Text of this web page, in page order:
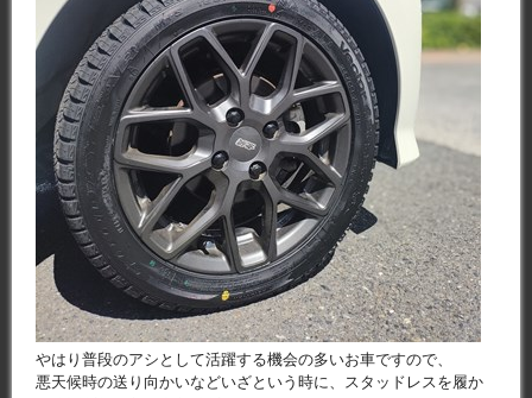
やはり普段のアシとして活躍する機会の多いお車ですので、
悪天候時の送り向かいなどいざという時に、スタッドレスを履か